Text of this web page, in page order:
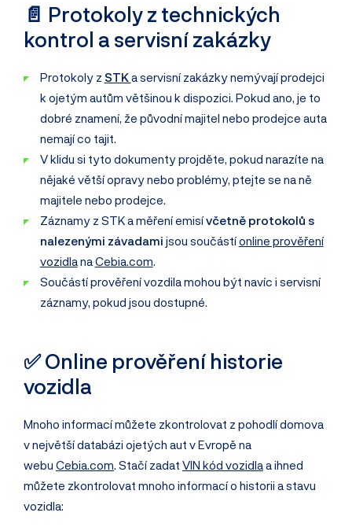
📄 Protokoly z technických
kontrol a servisní zakázky
Protokoly z STKa servisní zakázky nemývají prodejci
k ojetým autům většinou k dispozici. Pokud ano, je to
dobré znamení, že původní majitel nebo prodejce auta
nemají co tajit.
V klidu si tyto dokumenty projděte, pokud narazíte na
nějaké větší opravy nebo problémy, ptejte se na ně
majitele nebo prodejce.
Záznamy z STK a měření emisívčetně protokolů s
nalezenými závadami jsou součástíonline prověření
vozidlanaCebia.com.
Součástí prověření vozdila mohou být navíc i servisní
záznamy, pokud jsou dostupné.
✅ Online prověření historie
vozidla
Mnoho informací můžete zkontrolovat z pohodlí domova
v největší databázi ojetých aut v Evropě na
webu Cebia.com. Stačí zadat VIN kód vozidlaa ihned
můžete zkontrolovat mnoho informací o historii a stavu
vozidla: